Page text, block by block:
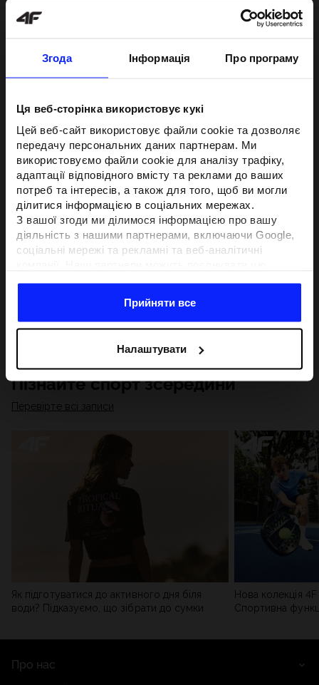
Згода Інформація Про програму
Ця веб-сторінка використовує кукі
Цей веб-сайт використовує файли cookie та дозволяє
передачу персональних даних партнерам. Ми
використовуємо файли cookie для аналізу трафіку,
адаптації відповідного вмісту та реклами до ваших
потреб та інтересів, а також для того, щоб ви могли
ділитися інформацією в соціальних мережах.
З вашої згоди ми ділимося інформацією про вашу
діяльність з нашими партнерами, включаючи Google,
соціальні мережі та рекламні та веб-аналітичні
отримують у результаті використання вами їхніх
послуг.З вашої згоди ми також можемо ділитися
з метою націлювання та покращення відображення
відповідної онлайн-реклами, проведення аналітики,
відповідності вмісту та вдосконалення рішень, які
пропонують наші партнери (наприклад, соціальні
мережі). Детальну інформацію можна знайти в нашій
та в розділі «Деталі».
Прийняти все
Налаштувати
Пізнайте спорт зсередини
Перевірте всі записи
Як підготуватися до активного дня біля
води? Підказуємо, що зібрати до сумки
Нова колекція
Спортивна
Про нас